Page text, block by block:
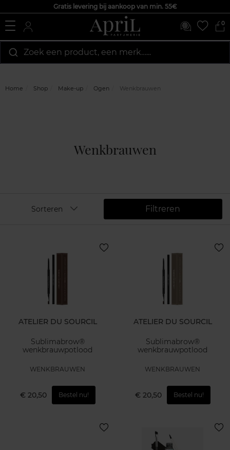
Gratis levering bij aankoop van min. 55€
0
Zoek een product, een merk…...
Home Shop Make-up Ogen Wenkbrauwen
Wenkbrauwen
Filtreren
Sorteren
ATELIER DU SOURCIL
Sublimabrow®
wenkbrauwpotlood
WENKBRAUWEN
€ 20,50 Bestel nu!
ATELIER DU SOURCIL
Sublimabrow®
wenkbrauwpotlood
WENKBRAUWEN
€ 20,50 Bestel nu!